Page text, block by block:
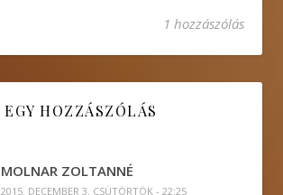
1 hozzászólás
EGY HOZZÁSZÓLÁS
MOLNAR ZOLTANNÉ
2015. DECEMBER 3. CSÜTÖRTÖK - 22:25